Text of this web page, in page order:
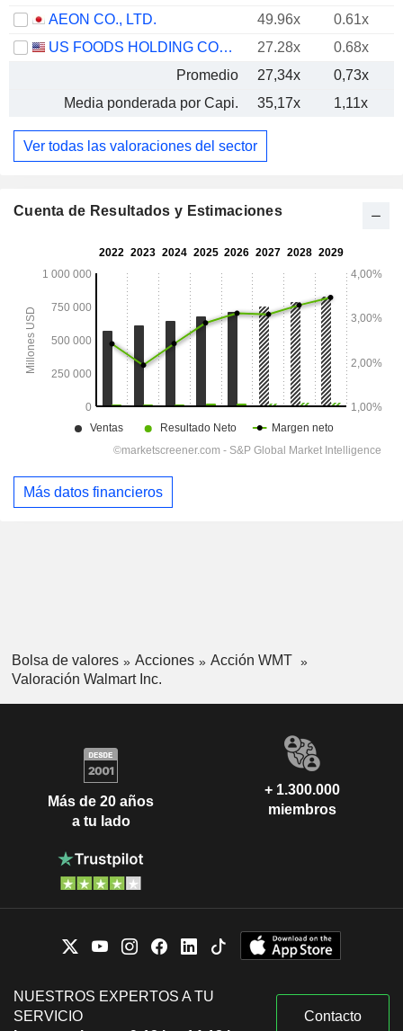
AEON CO., LTD.
49.96x
0.61x
US FOODS HOLDING CORP.
27.28x 0.68x
Promedio
27,34x 0,73x
Media ponderada por Capi.
35,17x 1,11x
Ver todas las valoraciones del sector
Cuenta de Resultados y Estimaciones
Más datos financieros
Bolsa de valores Acciones
Acción WMT
Valoración Walmart Inc.
Más de 20 años
a tu lado
+ 1.300.000
miembros
NUESTROS EXPERTOS A TU
SERVICIO
Contacto